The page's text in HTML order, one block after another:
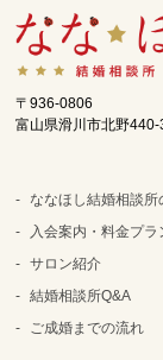
〒936-0806
富山県滑川市北野440-
ななほし結婚相談所
入会案内・料金プラ
サロン紹介
結婚相談所Q&A
ご成婚までの流れ